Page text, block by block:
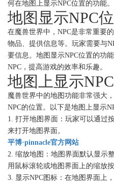
何在地图上显示NPC位置的功能。
地图显示NPC
在魔兽世界中，NPC是非常重要
物品、提供信息等。玩家需要与
要信息。地图显示NPC位置的功
NPC，提高游戏的效率和乐趣。
地图上显示
魔兽世界中的地图功能非常强大
NPC的位置。以下是地图上显示
1. 打开地图界面：玩家可以通过
来打开地图界面。
平博·pinnacle官方网站
2. 缩放地图：地图界面默认显示
用鼠标滚轮或地图界面上的缩放
3. 显示NPC图标：在地图界面上